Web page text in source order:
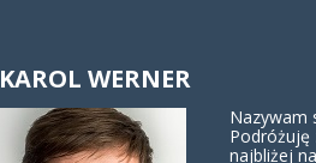
KAROL WERNER
Nazywam
Podróżuję
najbliżej